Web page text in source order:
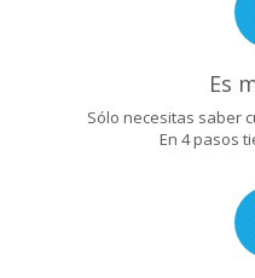
Es
Sólo necesitas saber
En 4 pasos